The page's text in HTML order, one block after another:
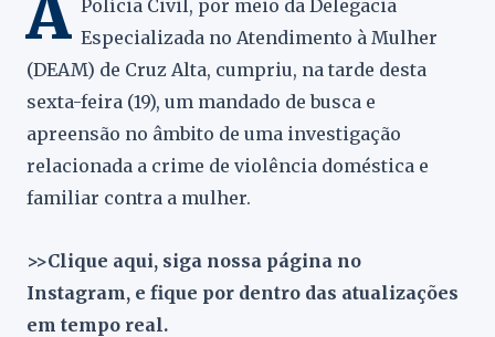
A Polícia Civil, por meio da Delegacia
Especializada no Atendimento à Mulher
(DEAM) de Cruz Alta, cumpriu, na tarde desta
sexta-feira (19), um mandado de busca e
apreensão no âmbito de uma investigação
relacionada a crime de violência doméstica e
familiar contra a mulher.
>>Clique aqui, siga nossa página no
Instagram, e fique por dentro das atualizações
em tempo real.